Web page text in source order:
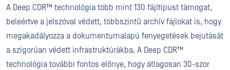
A Deep CDR™ technológia több mint 130 fájltípust támogat,
beleértve a jelszóval védett, többszintű archív fájlokat is, hogy
megakadályozza a dokumentumalapú fenyegetések bejutását
a szigorúan védett infrastruktúrákba. A Deep CDR™
technológia további fontos előnye, hogy átlagosan 30-szor